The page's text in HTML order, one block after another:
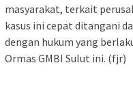
masyarakat, terkait
kasus ini cepat ditangani
dengan hukum yang
Ormas GMBI Sulut ini. (fjr)